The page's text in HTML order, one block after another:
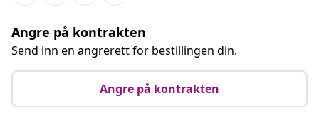
Angre på kontrakten
Send inn en angrerett for bestillingen din.
Angre på kontrakten